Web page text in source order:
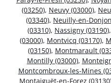
(03250), Neuvy (03000),
(03340), Neuilly-en-
(03310), Nassigny (03190),
(03000), Montvicq (03170),
(03150), Montmarault
Montilly (03000),
Montcombroux-les-Mines
Montaiguët-en-Forez